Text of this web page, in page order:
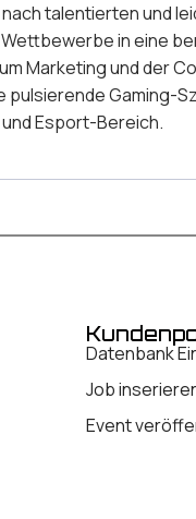
talentierten und
in eine
Marketing und der
Gaming-
Esport-Bereich.
Datenbank
Job
Event